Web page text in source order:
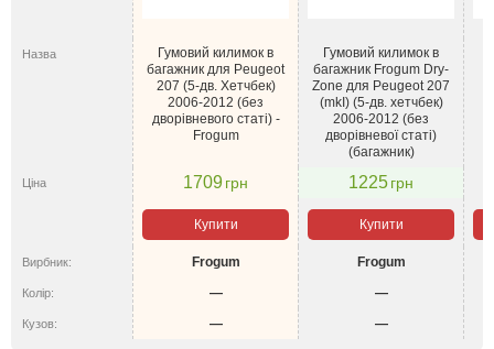
Назва
Гумовий килимок в
багажник для Peugeot
207 (5-дв. Хетчбек)
2006-2012 (без
дворівневого статі) -
Frogum
Гумовий килимок в
багажник Frogum Dry-
Zone для Peugeot 207
(mkI) (5-дв. хетчбек)
2006-2012 (без
дворівневої статі)
(багажник)
Ціна 1709грн 1225грн
Купити Купити
Вирбник: Frogum Frogum
Колір: — —
Кузов: — —